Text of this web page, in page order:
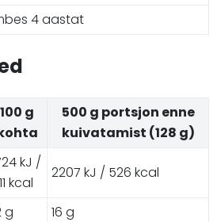
4 aastat
100 g
500 g portsjon enne
kuivatamist (128 g)
kJ /
kcal
2207 kJ / 526 kcal
g
16 g